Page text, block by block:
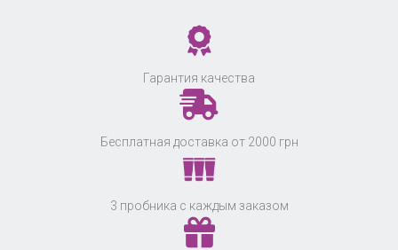
Гарантия качества
Бесплатная доставка от 2000 грн
3 пробника с каждым заказом